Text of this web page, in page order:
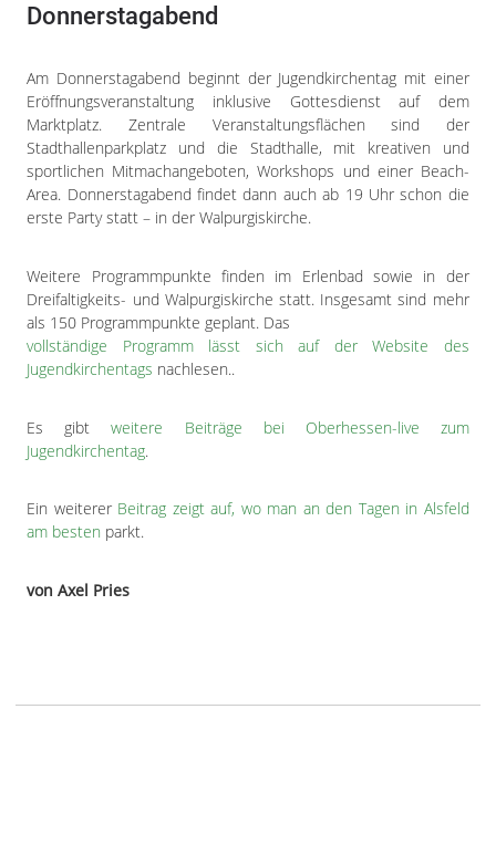
Donnerstagabend
Am Donnerstagabend beginnt der Jugendkirchentag mit einer
Eröffnungsveranstaltung inklusive Gottesdienst auf dem
Marktplatz. Zentrale Veranstaltungsflächen sind der
Stadthallenparkplatz und die Stadthalle, mit kreativen und
sportlichen Mitmachangeboten, Workshops und einer Beach-
Area. Donnerstagabend findet dann auch ab 19 Uhr schon die
erste Party statt – in der Walpurgiskirche.
Weitere Programmpunkte finden im Erlenbad sowie in der
Dreifaltigkeits- und Walpurgiskirche statt. Insgesamt sind mehr
als 150 Programmpunkte geplant. Das
vollständige Programm lässt sich auf der Website des
Jugendkirchentags nachlesen..
Es gibtweitere Beiträge bei Oberhessen-live zum
Jugendkirchentag.
Ein weiterer Beitrag zeigt auf, wo man an den Tagen in Alsfeld
am besten parkt.
von Axel Pries